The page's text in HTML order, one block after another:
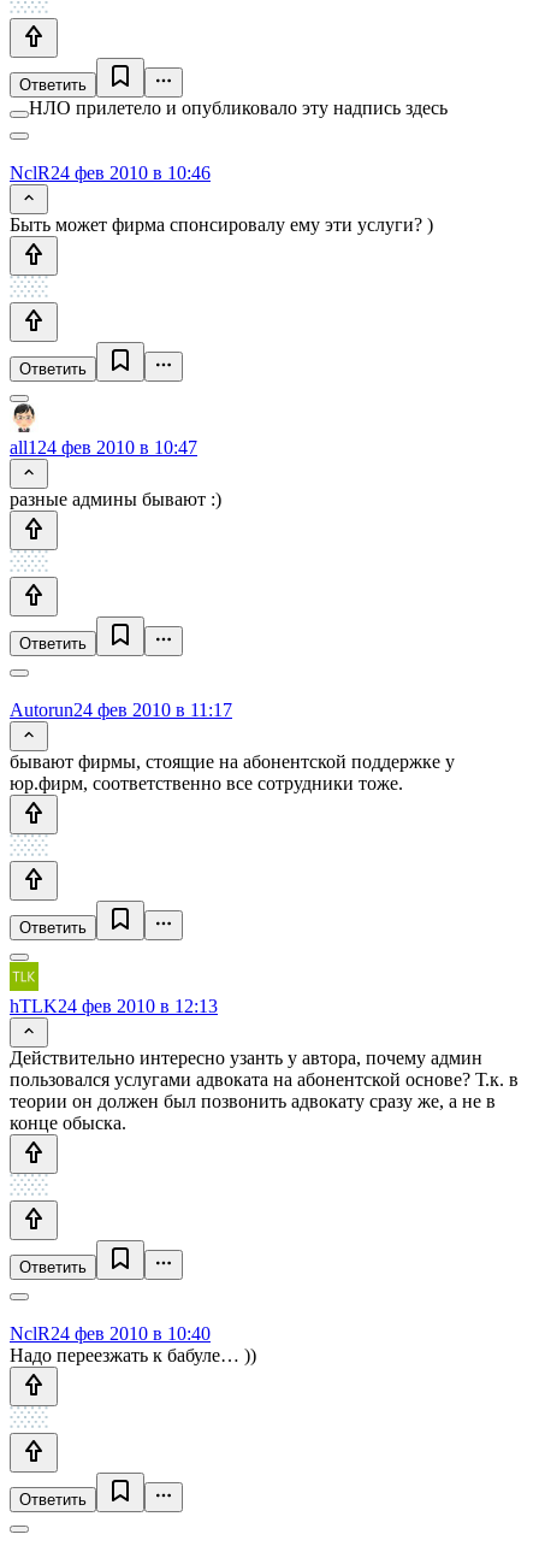
Ответить
НЛО прилетело и опубликовало эту надпись здесь
NclR24 фев 2010 в 10:46
Быть может фирма спонсировалу ему эти услуги? )
Ответить
all1 24 фев 2010 в 10:47
разные админы бывают :)
Ответить
Autorun24 фев 2010 в 11:17
бывают фирмы, стоящие на абонентской поддержке у
юр.фирм, соответственно все сотрудники тоже.
Ответить
hTLK24 фев 2010 в 12:13
Действительно интересно узанть у автора, почему админ
пользовался услугами адвоката на абонентской основе? Т.к. в
теории он должен был позвонить адвокату сразу же, а не в
конце обыска.
Ответить
NclR24 фев 2010 в 10:40
Надо переезжать к бабуле… ))
Ответить